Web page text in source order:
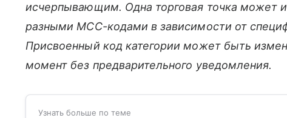
исчерпывающим. Одна торговая точка может
разными MCC-кодами в зависимости от
Присвоенный код категории может быть
момент без предварительного уведомления.
Узнать больше по теме